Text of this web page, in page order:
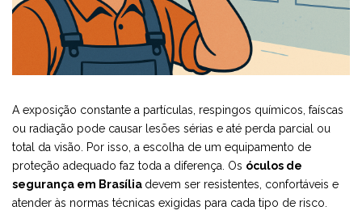
A exposição constante a partículas, respingos químicos, faíscas
ou radiação pode causar lesões sérias e até perda parcial ou
total da visão. Por isso, a escolha de um equipamento de
proteção adequado faz toda a diferença. Os óculos de
segurança em Brasília devem ser resistentes, confortáveis e
atender às normas técnicas exigidas para cada tipo de risco.